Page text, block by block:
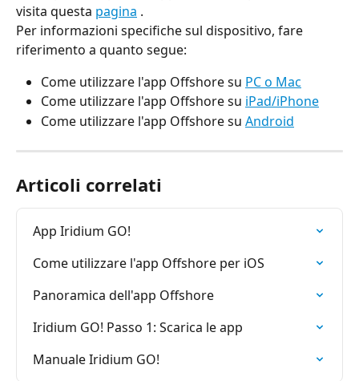
visita questa pagina .
Per informazioni specifiche sul dispositivo, fare
riferimento a quanto segue:
Come utilizzare l'app Offshore su PC o Mac
Come utilizzare l'app Offshore su iPad/iPhone
Come utilizzare l'app Offshore su Android
Articoli correlati
App Iridium GO!
Come utilizzare l'app Offshore per iOS
Panoramica dell'app Offshore
Iridium GO! Passo 1: Scarica le app
Manuale Iridium GO!